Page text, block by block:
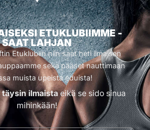
ETUKLUBIIMME -
SAAT LAHJAN
Etuklubiin niin saat heti ilmaisen
sekä pääset nauttimaan
muista upeista eduista!
täysin ilmaistaeikä se sido sinua
mihinkään!